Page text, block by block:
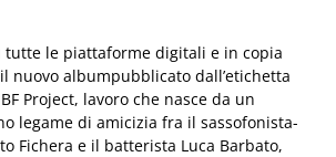
tutte le piattaforme digitali e in copia
nuovo albumpubblicato dall’etichetta
BF Project, lavoro che nasce da un
legame di amicizia fra il sassofonista-
Fichera e il batterista Luca Barbato,